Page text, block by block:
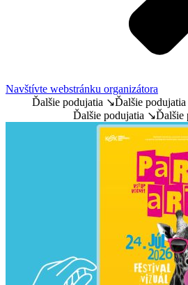
Navštívte webstránku organizátora
Ďalšie podujatia ↘Ďalšie
Ďalšie podujatia ↘Ďalšie